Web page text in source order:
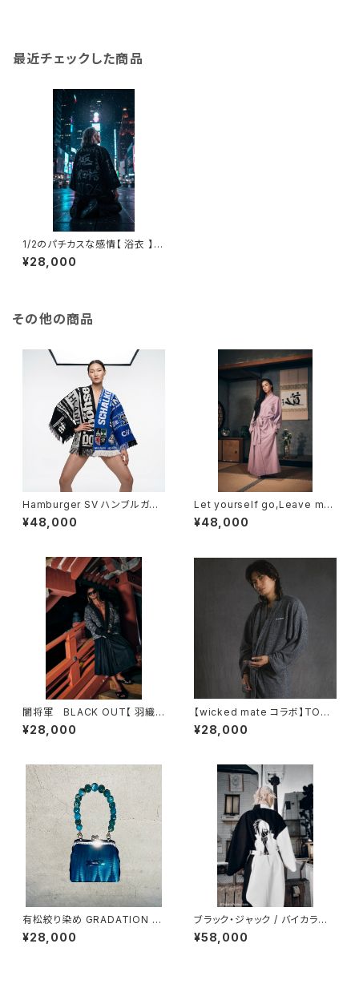
最近チェックした商品
1/2のパチカスな感情【 浴衣 】 /
スプレーアート / スウェット / チ
ャコール
¥28,000
その他の商品
Hamburger SV ハンブルガー
SV
¥48,000
Let yourself go,Leave mys
elf to... / lavender / スウェッ
ト / ガウン 浴衣【 同生地ベルト
¥48,000
闇将軍 BLACK OUT【 羽織 】
/ キルト / ボア / ブラック / コッ
トン / ポリエステル
¥28,000
【wicked mate コラボ】TOW
EL GOWN / charcoal
¥28,000
有松絞り染め GRADATION B
AG 3way / blue
¥28,000
ブラック・ジャック / バイカラー
浴衣
¥58,000